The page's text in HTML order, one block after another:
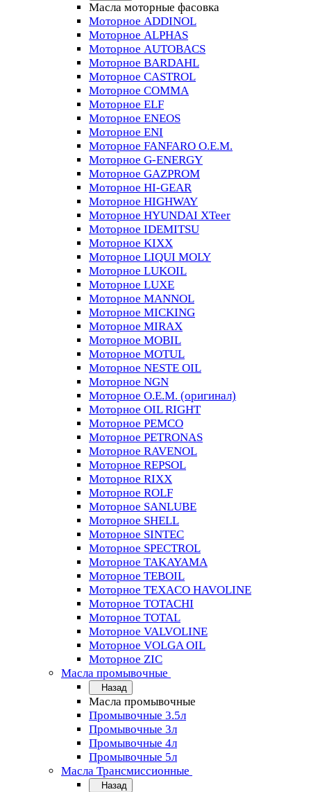
Масла моторные фасовка
Моторное ADDINOL
Моторное ALPHAS
Моторное AUTOBACS
Моторное BARDAHL
Моторное CASTROL
Моторное COMMA
Моторное ELF
Моторное ENEOS
Моторное ENI
Моторное FANFARO O.E.M.
Моторное G-ENERGY
Моторное GAZPROM
Моторное HI-GEAR
Моторное HIGHWAY
Моторное HYUNDAI XTeer
Моторное IDEMITSU
Моторное KIXX
Моторное LIQUI MOLY
Моторное LUKOIL
Моторное LUXE
Моторное MANNOL
Моторное MICKING
Моторное MIRAX
Моторное MOBIL
Моторное MOTUL
Моторное NESTE OIL
Моторное NGN
Моторное O.E.M. (оригинал)
Моторное OIL RIGHT
Моторное PEMCO
Моторное PETRONAS
Моторное RAVENOL
Моторное REPSOL
Моторное RIXX
Моторное ROLF
Моторное SANLUBE
Моторное SHELL
Моторное SINTEC
Моторное SPECTROL
Моторное TAKAYAMA
Моторное TEBOIL
Моторное TEXACO HAVOLINE
Моторное TOTACHI
Моторное TOTAL
Моторное VALVOLINE
Моторное VOLGA OIL
Моторное ZIC
Масла промывочные
Назад
Масла промывочные
Промывочные 3.5л
Промывочные 3л
Промывочные 4л
Промывочные 5л
Масла Трансмиссионные
Назад